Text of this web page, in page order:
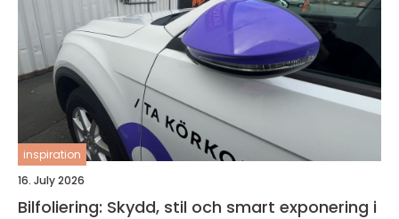
inspiration
16. July 2026
Bilfoliering: Skydd, stil och smart exponering i